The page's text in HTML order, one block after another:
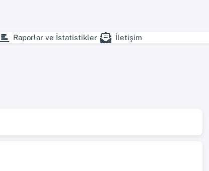
Raporlar ve İstatistikler İletişim